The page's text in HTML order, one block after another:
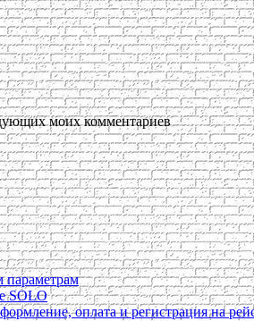
моих комментариев
параметрам
SOLO
оплата и регистрация на